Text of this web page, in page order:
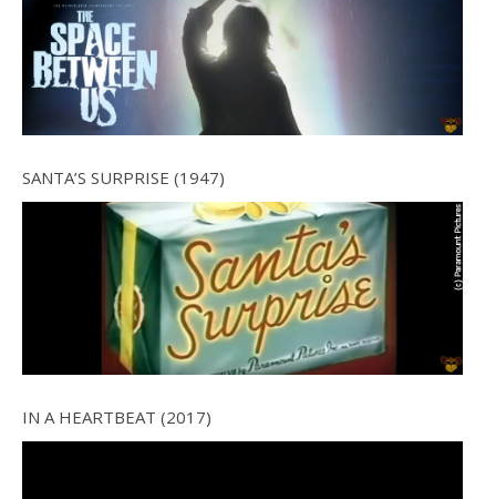
SANTA’S SURPRISE (1947)
IN A HEARTBEAT (2017)